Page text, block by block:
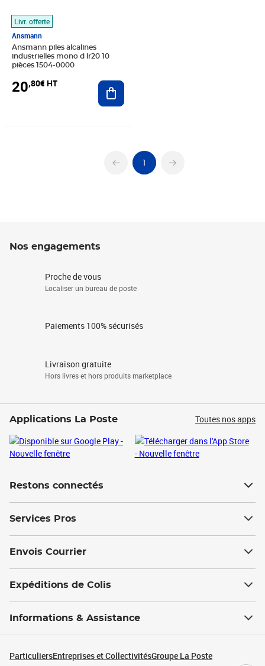
Livr. offerte
Ansmann
Ansmann piles alcalines
industrielles mono d lr20 10
pièces 1504-0000
20,80€ HT Ajouter au panier
1
Nos engagements
Proche de vous
Localiser un bureau de poste
Paiements 100% sécurisés
Livraison gratuite
Hors livres et hors produits marketplace
Applications La Poste Toutes nos apps
Restons connectés
Services Pros
Envois Courrier
Expéditions de Colis
Informations & Assistance
ParticuliersEntreprises et CollectivitésGroupe La Poste